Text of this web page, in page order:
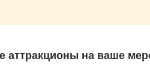
аттракционы на ваше